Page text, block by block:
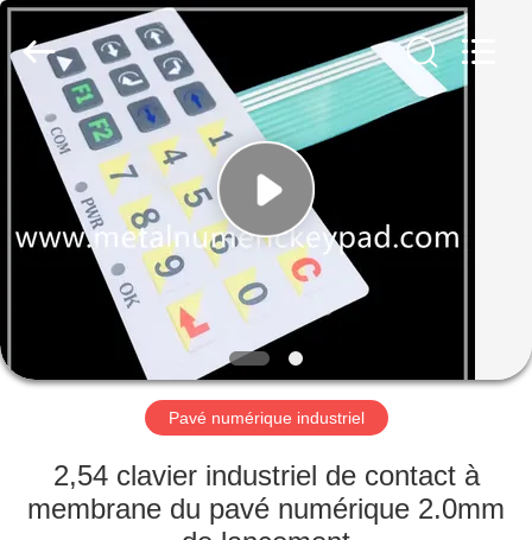
MAISON
PRODUITS
DE
NOUS
VISITE
D'USINE
technology
All
Rights
Reserved.
Developed
ECER
Pavé numérique industriel
2,54 clavier industriel de contact à
membrane du pavé numérique 2.0mm